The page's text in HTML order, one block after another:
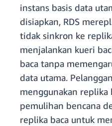
instans basis data
disiapkan, RDS
tidak sinkron ke
menjalankan kueri
baca tanpa
data utama.
menggunakan replika
pemulihan bencana
replika baca untuk